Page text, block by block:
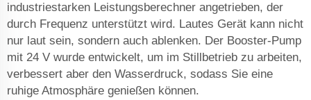
industriestarken Leistungsberechner angetrieben, der
durch Frequenz unterstützt wird. Lautes Gerät kann nicht
nur laut sein, sondern auch ablenken. Der Booster-Pump
mit 24 V wurde entwickelt, um im Stillbetrieb zu arbeiten,
verbessert aber den Wasserdruck, sodass Sie eine
ruhige Atmosphäre genießen können.